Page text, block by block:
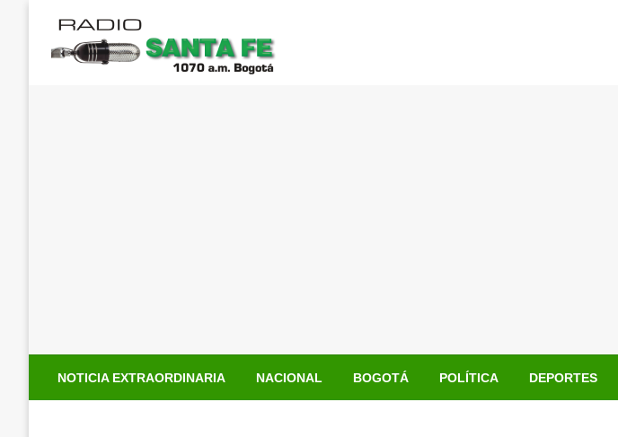
contenido
NOTICIA EXTRAORDINARIA NACIONAL BOGOTÁ POLÍTICA DEPORTES